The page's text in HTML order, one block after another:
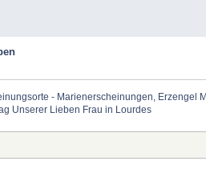
- Marienerscheinungen, Erzengel
Unserer Lieben Frau in Lourdes